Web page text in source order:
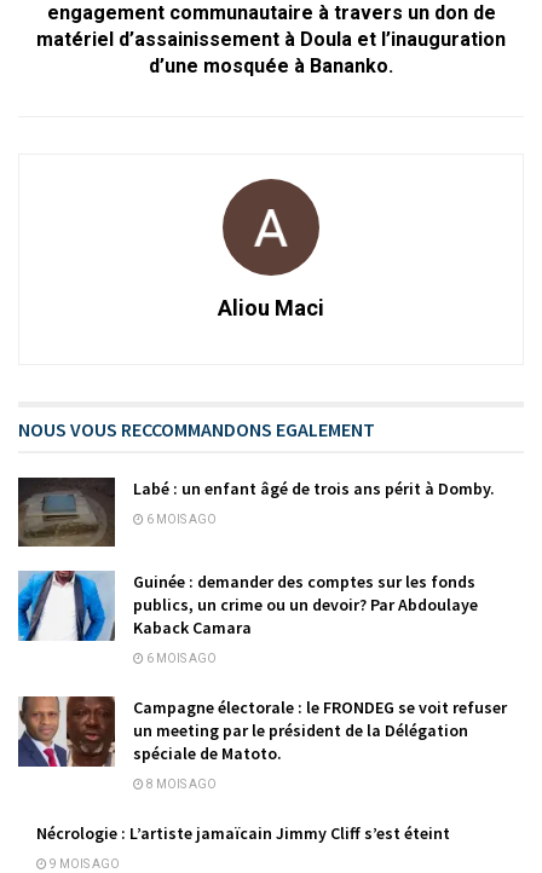
engagement communautaire à travers un don de
matériel d’assainissement à Doula et l’inauguration
d’une mosquée à Bananko.
Aliou Maci
NOUS VOUS RECCOMMANDONS EGALEMENT
Labé : un enfant âgé de trois ans périt à Domby.
6 MOIS AGO
Guinée : demander des comptes sur les fonds
publics, un crime ou un devoir? Par Abdoulaye
Kaback Camara
6 MOIS AGO
Campagne électorale : le FRONDEG se voit refuser
un meeting par le président de la Délégation
spéciale de Matoto.
8 MOIS AGO
Nécrologie : L’artiste jamaïcain Jimmy Cliff s’est éteint
9 MOIS AGO